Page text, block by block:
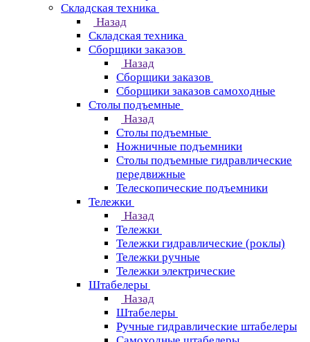
Складская техника
Назад
Складская техника
Сборщики заказов
Назад
Сборщики заказов
Сборщики заказов самоходные
Столы подъемные
Назад
Столы подъемные
Ножничные подъемники
Столы подъемные гидравлические
передвижные
Телескопические подъемники
Тележки
Назад
Тележки
Тележки гидравлические (роклы)
Тележки ручные
Тележки электрические
Штабелеры
Назад
Штабелеры
Ручные гидравлические штабелеры